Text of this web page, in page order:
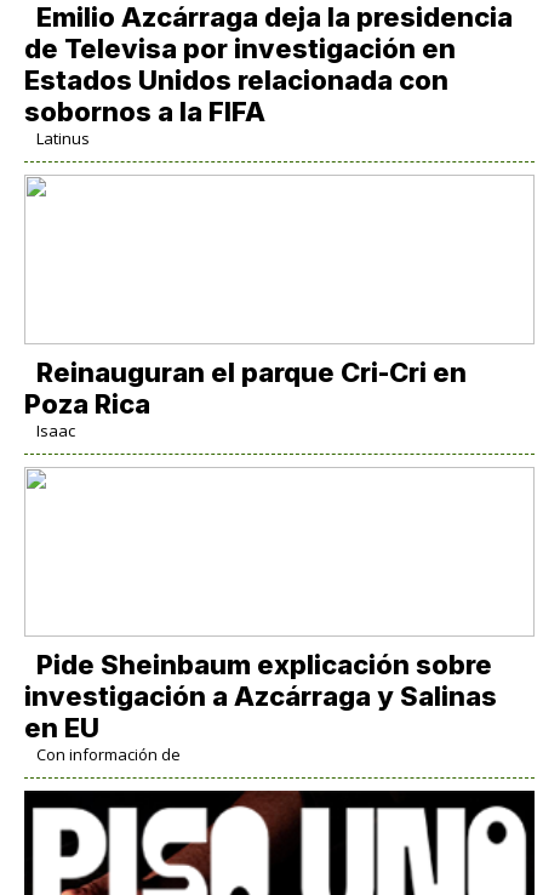
Emilio Azcárraga deja la presidencia
de Televisa por investigación en
Estados Unidos relacionada con
sobornos a la FIFA
Latinus
Reinauguran el parque Cri-Cri en
Poza Rica
Isaac
Pide Sheinbaum explicación sobre
investigación a Azcárraga y Salinas
en EU
Con información de